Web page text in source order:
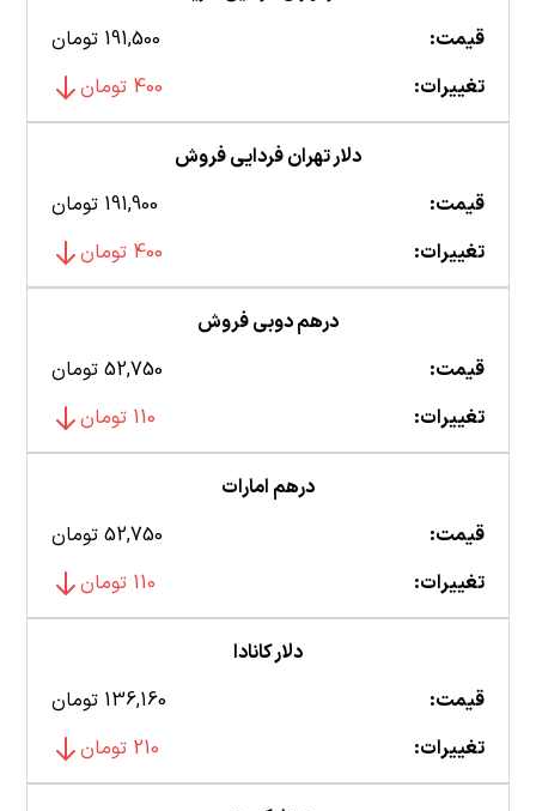
قیمت:
191,500 تومان
تغییرات:
400 تومان
دلار تهران فردایی فروش
قیمت:
191,900 تومان
تغییرات:
400 تومان
درهم دوبی فروش
قیمت:
52,750 تومان
تغییرات:
110 تومان
درهم امارات
قیمت:
52,750 تومان
تغییرات:
110 تومان
دلار کانادا
قیمت:
136,160 تومان
تغییرات:
210 تومان